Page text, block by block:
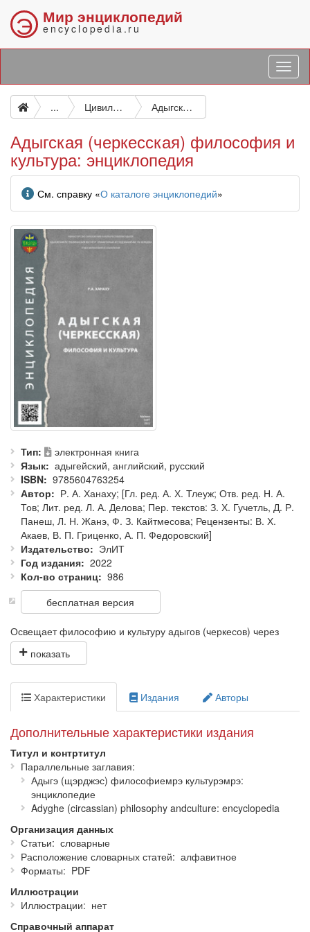
Э Мир энциклопедий
encyclopedia.ru
... Цивилизация. Культура. Прогресс Адыгская (черкесская) философия и культура: энциклопедия
Адыгская (черкесская) философия и
культура: энциклопедия
Информация
См. справку «О каталоге энциклопедий»
Тип
электронная книга
Язык
адыгейский, английский, русский
ISBN
9785604763254
Автор
Р. А. Ханаху; [Гл. ред. А. Х. Тлеуж; Отв. ред. Н. А.
Тов; Лит. ред. Л. А. Делова; Пер. текстов: З. Х. Гучетль, Д. Р.
Панеш, Л. Н. Жанэ, Ф. З. Кайтмесова; Рецензенты: В. Х.
Акаев, В. П. Гриценко, А. П. Федоровский]
Издательство
ЭлИТ
Год издания
2022
Кол-во страниц
986
бесплатная версия
Освещает философию и культуру адыгов (черкесов) через
систематизированное описание философских,
культурологических, этнологических, антропологических
терминов,50персоналий,
Адресована философам, культурологам, антропологам,
социологам, преподавателям, студентам, аспирантам, а также
широкому кругу читателей.
Характеристики Издания Авторы
Дополнительные характеристики издания
Титул и контртитул
Параллельные заглавия
Адыгэ (щэрджэс) философиемрэ культурэмрэ:
энциклопедие
Adyghe (circassian) philosophy andculture: encyclopedia
Организация данных
Статьи
словарные
Расположение словарных статей
алфавитное
Форматы
PDF
Иллюстрации
Иллюстрации
нет
Справочный аппарат